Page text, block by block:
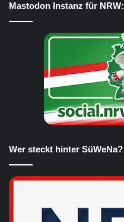
Mastodon Instanz für NRW:
Wer steckt hinter SüWeNa?